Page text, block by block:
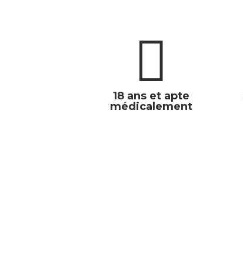

18 ans et apte
médicalement